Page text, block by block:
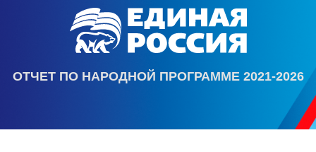
ОТЧЕТ ПО НАРОДНОЙ ПРОГРАММЕ 2021-2026